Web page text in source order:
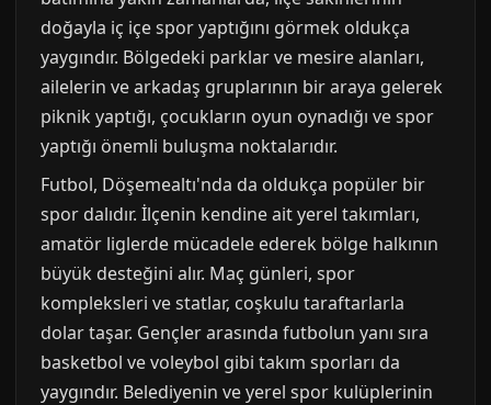
doğayla iç içe spor yaptığını görmek oldukça
yaygındır. Bölgedeki parklar ve mesire alanları,
ailelerin ve arkadaş gruplarının bir araya gelerek
piknik yaptığı, çocukların oyun oynadığı ve spor
yaptığı önemli buluşma noktalarıdır.
Futbol, Döşemealtı'nda da oldukça popüler bir
spor dalıdır. İlçenin kendine ait yerel takımları,
amatör liglerde mücadele ederek bölge halkının
büyük desteğini alır. Maç günleri, spor
kompleksleri ve statlar, coşkulu taraftarlarla
dolar taşar. Gençler arasında futbolun yanı sıra
basketbol ve voleybol gibi takım sporları da
yaygındır. Belediyenin ve yerel spor kulüplerinin